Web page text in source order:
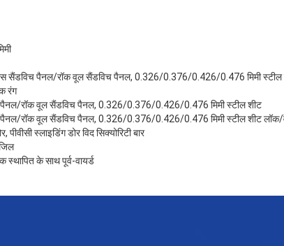
सैंडविच पैनल/रॉक वूल सैंडविच पैनल, 0.326/0.376/0.426/0.476 मिमी स्टील
रंग
पैनल/रॉक वूल सैंडविच पैनल, 0.326/0.376/0.426/0.476 मिमी स्टील शीट
पैनल/रॉक वूल सैंडविच पैनल, 0.326/0.376/0.426/0.476 मिमी स्टील शीट लॉक/
पीवीसी स्लाइडिंग डोर विद सिक्योरिटी बार
स्थापित के साथ पूर्व-वायर्ड